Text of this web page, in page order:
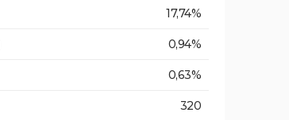
17,74%
0,94%
0,63%
320